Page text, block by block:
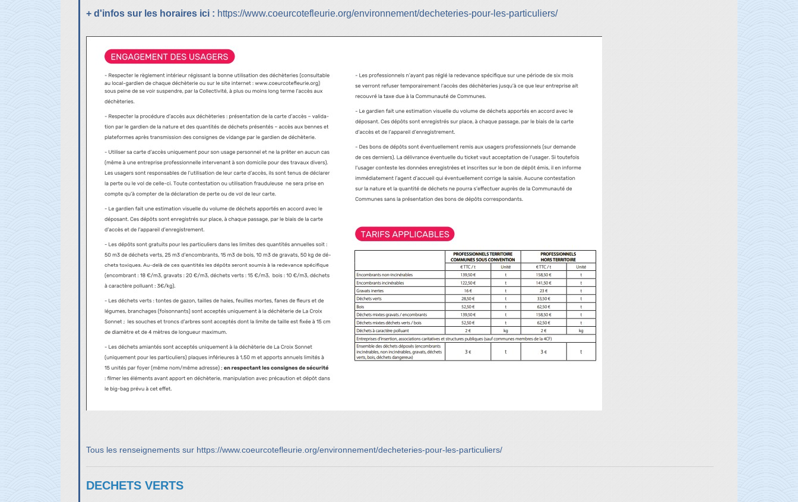
+ d'infos sur les horaires ici : https://www.coeurcotefleurie.org/environnement/decheteries-pour-les-particuliers/
Tous les renseignements sur https://www.coeurcotefleurie.org/environnement/decheteries-pour-les-particuliers/
DECHETS VERTS